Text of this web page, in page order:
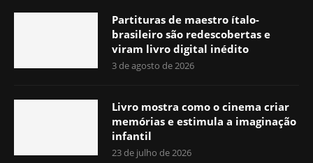
Partituras de maestro ítalo-
brasileiro são redescobertas e
viram livro digital inédito
3 de agosto de 2026
Livro mostra como o cinema criar
memórias e estimula a imaginação
infantil
23 de julho de 2026